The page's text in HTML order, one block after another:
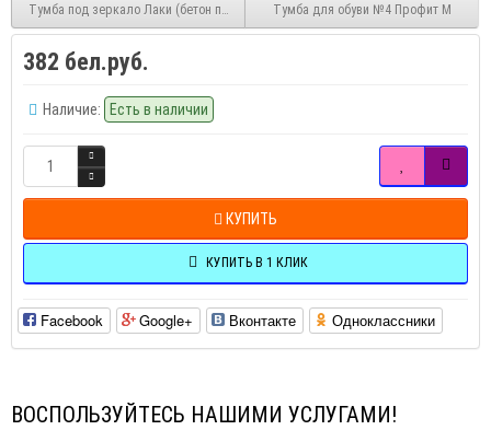
Тумба под зеркало Лаки (бетон пайн) Тумба для обуви №4 Профит М
382 бел.руб.
Наличие: Есть в наличии
КУПИТЬ
КУПИТЬ В 1 КЛИК
Facebook Google+ Вконтакте Одноклассники
ВОСПОЛЬЗУЙТЕСЬ НАШИМИ УСЛУГАМИ!